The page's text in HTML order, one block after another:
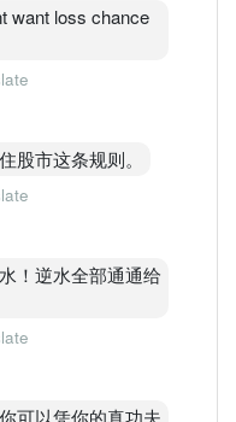
want loss chance
股市这条规则。
！逆水全部通通给
可以凭你的真功夫